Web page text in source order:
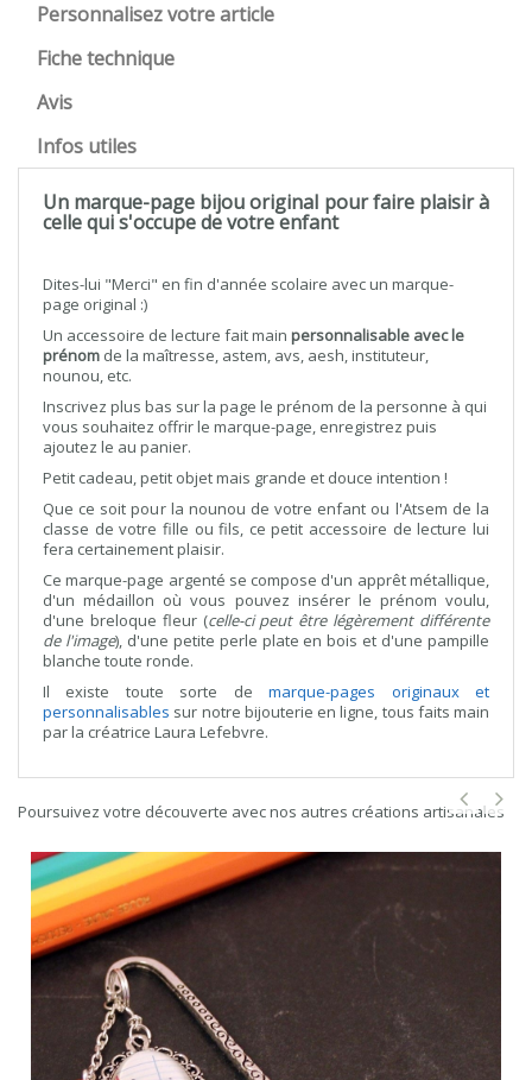
Personnalisez votre article
Fiche technique
Avis
Infos utiles
Un marque-page bijou original pour faire plaisir à
celle qui s'occupe de votre enfant
Dites-lui "Merci" en fin d'année scolaire avec un marque-
page original :)
Un accessoire de lecture fait main personnalisable avec le
prénom de la maîtresse, astem, avs, aesh, instituteur,
nounou, etc.
Inscrivez plus bas sur la page le prénom de la personne à qui
vous souhaitez offrir le marque-page, enregistrez puis
ajoutez le au panier.
Petit cadeau, petit objet mais grande et douce intention !
Que ce soit pour la nounou de votre enfant ou l'Atsem de la
classe de votre fille ou fils, ce petit accessoire de lecture lui
fera certainement plaisir.
Ce marque-page argenté se compose d'un apprêt métallique,
d'un médaillon où vous pouvez insérer le prénom voulu,
d'une breloque fleur (celle-ci peut être légèrement différente
de l'image), d'une petite perle plate en bois et d'une pampille
blanche toute ronde.
Il existe toute sorte demarque-pages originaux et
personnalisables sur notre bijouterie en ligne, tous faits main
par la créatrice Laura Lefebvre.
Poursuivez votre découverte avec nos autres créations artisanales